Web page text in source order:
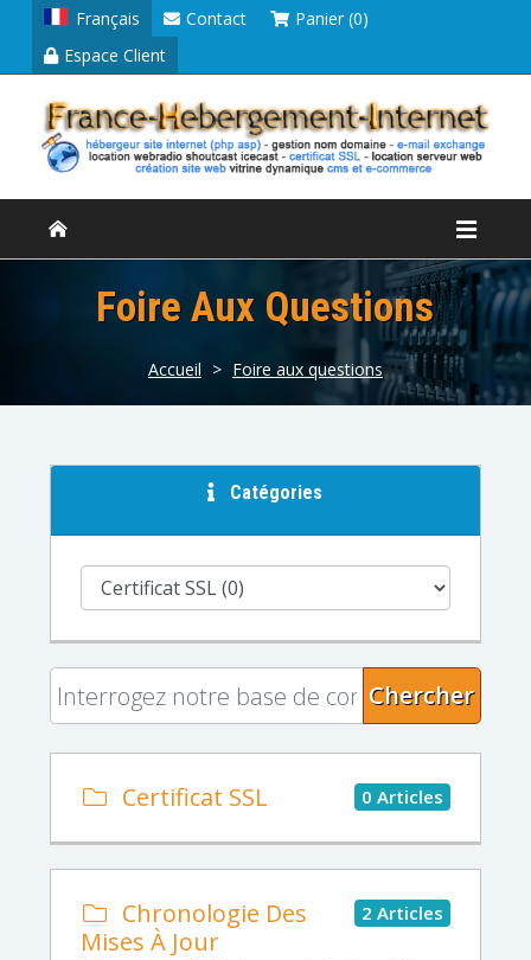
Français Contact
Panier (0)
Espace Client
Foire Aux Questions
Accueil > Foire aux questions
Catégories
Chercher
0 Articles
Certificat SSL
2 Articles
Chronologie Des
Mises À Jour